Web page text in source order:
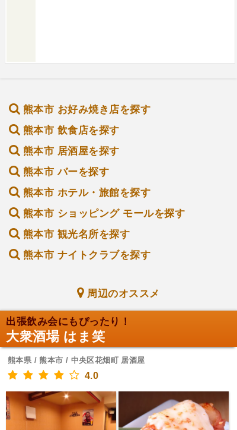
熊本市 お好み焼き店を探す
熊本市 飲食店を探す
熊本市 居酒屋を探す
熊本市 バーを探す
熊本市 ホテル・旅館を探す
熊本市 ショッピング モールを探す
熊本市 観光名所を探す
熊本市 ナイトクラブを探す
周辺のオススメ
出張飲み会にもぴったり！
大衆酒場 はま笑
熊本県 / 熊本市 / 中央区花畑町 居酒屋
4.0